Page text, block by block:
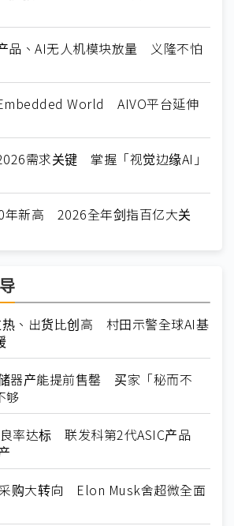
品、AI无人机模块放量 义隆不怕
World AIVO平台延伸
需求关键 掌握「视觉边缘AI」
年新高 2026全年剑指百亿大关
热、出货比创高 村田示警全球AI基
器产能提前售罄 买家「秘而不
够
率达标 联发科第2代ASIC产品
购大转向 Elon Musk舍超微全面